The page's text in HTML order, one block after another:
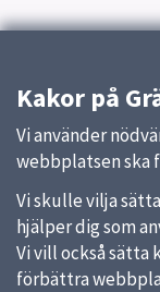
Kakor på
Vi använder
webbplatsen ska
Vi skulle vilja
hjälper dig som
Vi vill också sätta
förbättra